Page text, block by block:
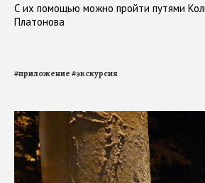
С их помощью можно пройти путями
Платонова
#приложение#экскурсия